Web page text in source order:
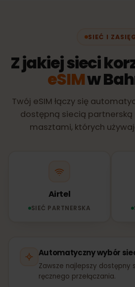
SIEĆ I
Z jakiej sieci
eSIMw
Twój eSIM łączy się
dostępną siecią
masztami, których
Airtel
SIEĆ PARTNERSKA
Automatyczny wybór
Zawsze najlepszy dostępny
ręcznego przełączania.